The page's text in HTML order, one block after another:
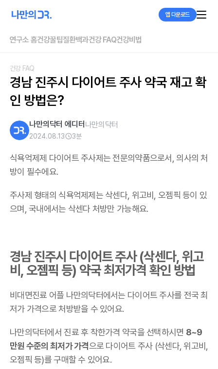
앱 다운로드
연구소 홈건강꿀팁질환백과건강 FAQ건강비법
건강 FAQ
경남 진주시 다이어트 주사 약국 재고 확
인 방법은?
나만의닥터 에디터 나만의닥터
2024.08.13 3분
식욕억제제 다이어트 주사제는 전문의약품으로서, 의사의 처
방이 필수에요.
주사제 형태의 식욕억제제는 삭센다, 위고비, 오젬픽 등이 있
으며,국내에서는 삭센다 처방만 가능해요.
경남 진주시 다이어트 주사 (삭센다, 위고
비, 오젬픽 등) 약국 최저가격 확인 방법
비대면진료 어플 나만의닥터에서는 다이어트 주사를 전국 최
저가 가격으로 처방받을 수 있어요.
나만의닥터에서 진료 후 착한가격 약국을 선택하시면 8~9
만원 수준의 최저가 가격으로 다이어트 주사 (삭센다, 위고비,
오젬픽 등)를 구매할 수 있어요.